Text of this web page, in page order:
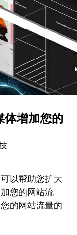
体增加您的
以帮助您扩大
您的网站流
的网站流量的